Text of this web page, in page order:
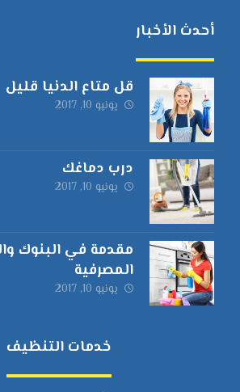
أحدث الأخبار
قل متاع الدنيا قليل
يونيو 10, 2017
درب دماغك
يونيو 10, 2017
مقدمة في البنوك
المصرفية
يونيو 10, 2017
خدمات التنظيف